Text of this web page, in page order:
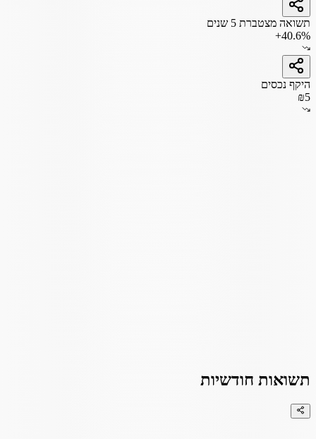
תשואה מצטברת 5 שנים
+40.6%
היקף נכסים
₪5
תשואות חודשיות